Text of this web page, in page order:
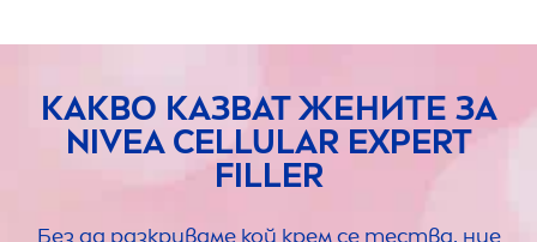
КАКВО КАЗВАТ ЖЕНИТЕ ЗА
NIVEA CELLULAREXPERT
FILLER
Без да разкриваме кой крем се тества, ние